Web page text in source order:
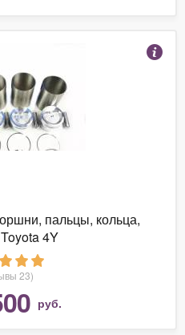
пальцы, кольца,
4Y
23)
руб.